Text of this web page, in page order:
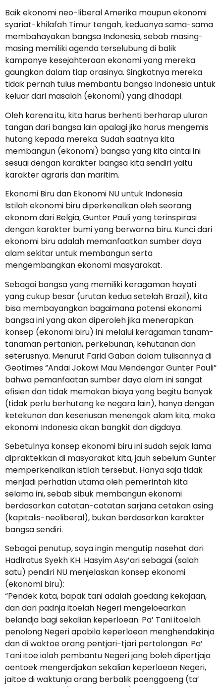
Baik ekonomi neo-liberal Amerika maupun ekonomi
syariat-khilafah Timur tengah, keduanya sama-sama
membahayakan bangsa Indonesia, sebab masing-
masing memiliki agenda terselubung di balik
kampanye kesejahteraan ekonomi yang mereka
gaungkan dalam tiap orasinya. Singkatnya mereka
tidak pernah tulus membantu bangsa Indonesia untuk
keluar dari masalah (ekonomi) yang dihadapi.
Oleh karena itu, kita harus berhenti berharap uluran
tangan dari bangsa lain apalagi jika harus mengemis
hutang kepada mereka. Sudah saatnya kita
membangun (ekonomi) bangsa yang kita cintai ini
sesuai dengan karakter bangsa kita sendiri yaitu
karakter agraris dan maritim.
Ekonomi Biru dan Ekonomi NU untuk Indonesia
Istilah ekonomi biru diperkenalkan oleh seorang
ekonom dari Belgia, Gunter Pauli yang terinspirasi
dengan karakter bumi yang berwarna biru. Kunci dari
ekonomi biru adalah memanfaatkan sumber daya
alam sekitar untuk membangun serta
mengembangkan ekonomi masyarakat.
Sebagai bangsa yang memiliki keragaman hayati
yang cukup besar (urutan kedua setelah Brazil), kita
bisa membayangkan bagaimana potensi ekonomi
bangsa ini yang akan diperoleh jika menerapkan
konsep (ekonomi biru) ini melalui keragaman tanam-
tanaman pertanian, perkebunan, kehutanan dan
seterusnya. Menurut Farid Gaban dalam tulisannya di
Geotimes “Andai Jokowi Mau Mendengar Gunter Pauli”
bahwa pemanfaatan sumber daya alam ini sangat
efisien dan tidak memakan biaya yang begitu banyak
(tidak perlu berhutang ke negara lain), hanya dengan
ketekunan dan keseriusan menengok alam kita, maka
ekonomi Indonesia akan bangkit dan digdaya.
Sebetulnya konsep ekonomi biru ini sudah sejak lama
dipraktekkan di masyarakat kita, jauh sebelum Gunter
memperkenalkan istilah tersebut. Hanya saja tidak
menjadi perhatian utama oleh pemerintah kita
selama ini, sebab sibuk membangun ekonomi
berdasarkan catatan-catatan sarjana cetakan asing
(kapitalis-neoliberal), bukan berdasarkan karakter
bangsa sendiri.
Sebagai penutup, saya ingin mengutip nasehat dari
Hadlratus Syekh KH. Hasyim Asy’ari sebagai (salah
satu) pendiri NU menjelaskan konsep ekonomi
(ekonomi biru):
“Pendek kata, bapak tani adalah goedang kekajaan,
dan dari padnja itoelah Negeri mengeloearkan
belandja bagi sekalian keperloean. Pa’ Tani itoelah
penolong Negeri apabila keperloean menghendakinja
dan di waktoe orang pentjari-tjari pertolongan. Pa’
Tani itoe ialah pembantu Negeri jang boleh dipertjaja
oentoek mengerdjakan sekalian keperloean Negeri,
jaitoe di waktunja orang berbalik poenggoeng (ta’